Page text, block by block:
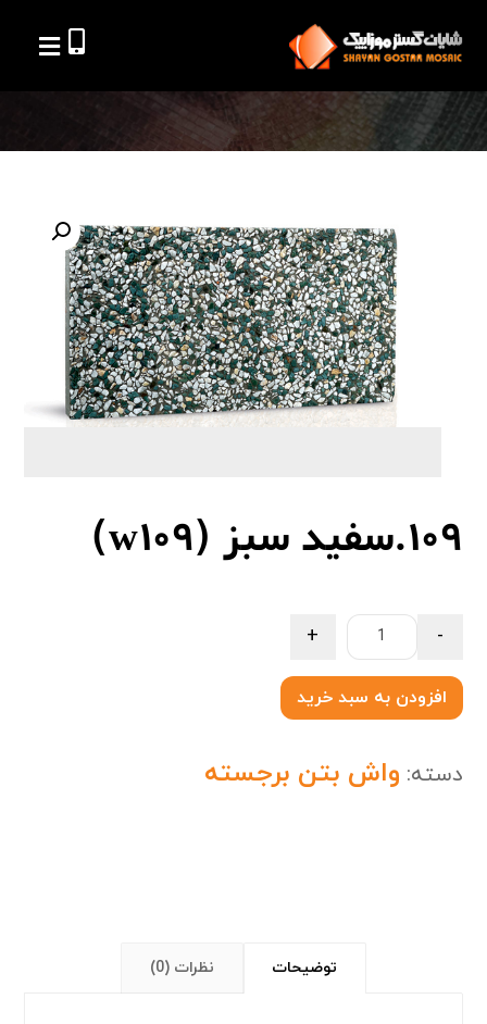
109.سفید سبز (w109)
-
+
افزودن به سبد خرید
دسته: واش بتن برجسته
توضیحات نظرات (0)